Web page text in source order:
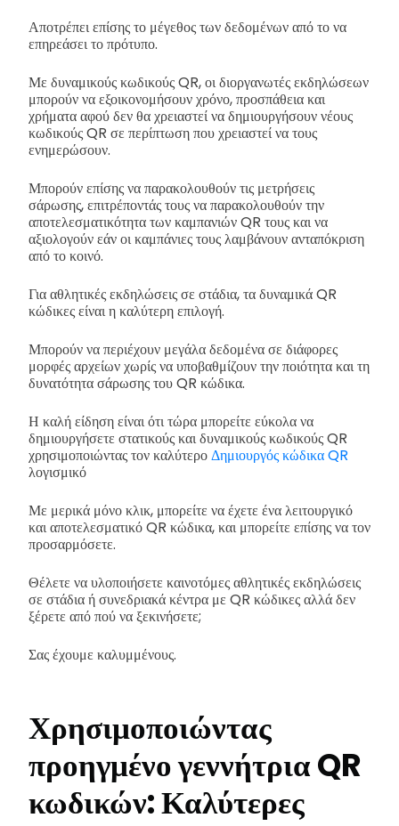
Αποτρέπει επίσης το μέγεθος των δεδομένων από το να
επηρεάσει το πρότυπο.
Με δυναμικούς κωδικούς QR, οι διοργανωτές εκδηλώσεων
μπορούν να εξοικονομήσουν χρόνο, προσπάθεια και
χρήματα αφού δεν θα χρειαστεί να δημιουργήσουν νέους
κωδικούς QR σε περίπτωση που χρειαστεί να τους
ενημερώσουν.
Μπορούν επίσης να παρακολουθούν τις μετρήσεις
σάρωσης, επιτρέποντάς τους να παρακολουθούν την
αποτελεσματικότητα των καμπανιών QR τους και να
αξιολογούν εάν οι καμπάνιες τους λαμβάνουν ανταπόκριση
από το κοινό.
Για αθλητικές εκδηλώσεις σε στάδια, τα δυναμικά QR
κώδικες είναι η καλύτερη επιλογή.
Μπορούν να περιέχουν μεγάλα δεδομένα σε διάφορες
μορφές αρχείων χωρίς να υποβαθμίζουν την ποιότητα και τη
δυνατότητα σάρωσης του QR κώδικα.
Η καλή είδηση είναι ότι τώρα μπορείτε εύκολα να
δημιουργήσετε στατικούς και δυναμικούς κωδικούς QR
χρησιμοποιώντας τον καλύτεροΔημιουργός κώδικα QR
λογισμικό
Με μερικά μόνο κλικ, μπορείτε να έχετε ένα λειτουργικό
και αποτελεσματικό QR κώδικα, και μπορείτε επίσης να τον
προσαρμόσετε.
Θέλετε να υλοποιήσετε καινοτόμες αθλητικές εκδηλώσεις
σε στάδια ή συνεδριακά κέντρα με QR κώδικες αλλά δεν
ξέρετε από πού να ξεκινήσετε;
Σας έχουμε καλυμμένους.
Χρησιμοποιώντας
προηγμένο γεννήτρια QR
κωδικών: Καλύτερες